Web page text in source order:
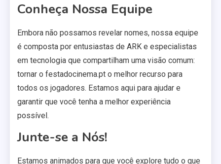
Conheça Nossa Equipe
Embora não possamos revelar nomes, nossa equipe
é composta por entusiastas de ARK e especialistas
em tecnologia que compartilham uma visão comum:
tornar o festadocinema.pt o melhor recurso para
todos os jogadores. Estamos aqui para ajudar e
garantir que você tenha a melhor experiência
possível.
Junte-se a Nós!
Estamos animados para que você explore tudo o que